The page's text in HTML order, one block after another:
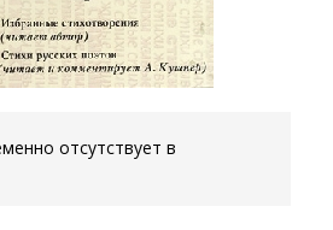
отсутствует в